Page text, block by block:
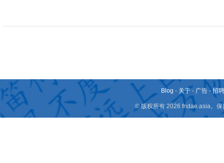
Blog - 关于 - 广告 -招
© 版权所有 2026 fridae.asia。